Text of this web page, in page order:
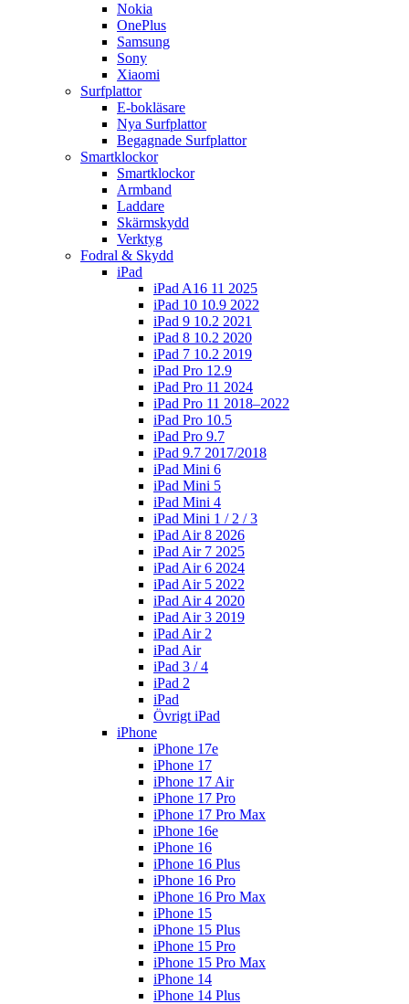
Nokia
OnePlus
Samsung
Sony
Xiaomi
Surfplattor
E-bokläsare
Nya Surfplattor
Begagnade Surfplattor
Smartklockor
Smartklockor
Armband
Laddare
Skärmskydd
Verktyg
Fodral & Skydd
iPad
iPad A16 11 2025
iPad 10 10.9 2022
iPad 9 10.2 2021
iPad 8 10.2 2020
iPad 7 10.2 2019
iPad Pro 12.9
iPad Pro 11 2024
iPad Pro 11 2018–2022
iPad Pro 10.5
iPad Pro 9.7
iPad 9.7 2017/2018
iPad Mini 6
iPad Mini 5
iPad Mini 4
iPad Mini 1 / 2 / 3
iPad Air 8 2026
iPad Air 7 2025
iPad Air 6 2024
iPad Air 5 2022
iPad Air 4 2020
iPad Air 3 2019
iPad Air 2
iPad Air
iPad 3 / 4
iPad 2
iPad
Övrigt iPad
iPhone
iPhone 17e
iPhone 17
iPhone 17 Air
iPhone 17 Pro
iPhone 17 Pro Max
iPhone 16e
iPhone 16
iPhone 16 Plus
iPhone 16 Pro
iPhone 16 Pro Max
iPhone 15
iPhone 15 Plus
iPhone 15 Pro
iPhone 15 Pro Max
iPhone 14
iPhone 14 Plus